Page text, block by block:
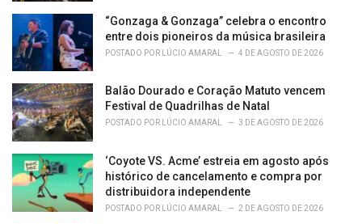
“Gonzaga & Gonzaga” celebra o encontro
entre dois pioneiros da música brasileira
POSTADO POR LÚCIO AMARAL 4 DE AGOSTO DE 2026
Balão Dourado e Coração Matuto vencem
Festival de Quadrilhas de Natal
POSTADO POR LÚCIO AMARAL 3 DE AGOSTO DE 2026
‘Coyote VS. Acme’ estreia em agosto após
histórico de cancelamento e compra por
distribuidora independente
POSTADO POR LÚCIO AMARAL 2 DE AGOSTO DE 2026